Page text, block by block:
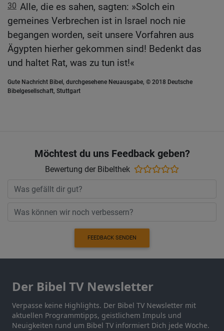
30 Alle, die es sahen, sagten: »Solch ein
gemeines Verbrechen ist in Israel noch nie
begangen worden, seit unsere Vorfahren aus
Ägypten hierher gekommen sind! Bedenkt das
und haltet Rat, was zu tun ist!«
Gute Nachricht Bibel, durchgesehene Neuausgabe, © 2018 Deutsche
Bibelgesellschaft, Stuttgart
Möchtest du uns Feedback geben?
Bewertung der Bibelthek
FEEDBACK SENDEN
Der Bibel TV Newsletter
Verpasse keine Highlights. Der Bibel TV Newsletter mit
aktuellen Programmtipps, geistlichem Impuls und
Neuigkeiten rund um Bibel TV informiert Dich jede Woche.